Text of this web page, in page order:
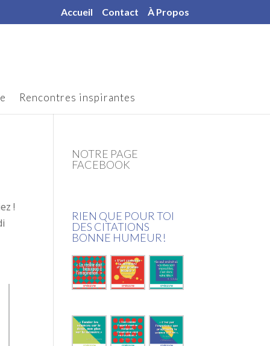
Accueil Contact À Propos
Rencontres inspirantes
!
NOTRE PAGE
FACEBOOK
RIEN QUE POUR TOI
DES CITATIONS
BONNE HUMEUR!